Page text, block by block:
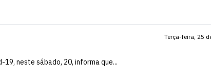
Terça-feira, 25
neste sábado, 20, informa que...